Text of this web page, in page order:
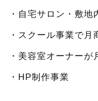
・自宅サロン・敷地
・スクール事業で月
・美容室オーナーが
・HP制作事業